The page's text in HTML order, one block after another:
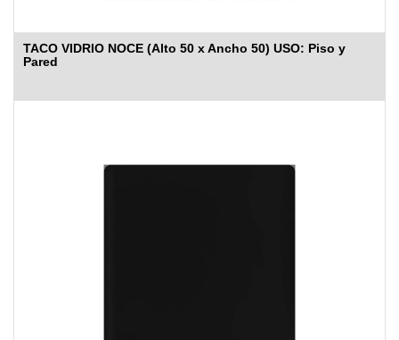
TACO VIDRIO NOCE (Alto 50 x Ancho 50) USO: Piso y
Pared